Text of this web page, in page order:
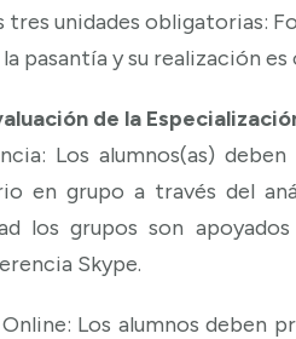
unidades obligatorias:
pasantía y su realización
de la
Los alumnos(as)
en grupo a través del
los grupos son
Skype.
Los alumnos deben